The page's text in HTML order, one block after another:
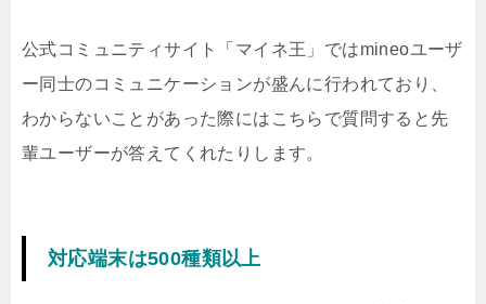
公式コミュニティサイト「マイネ王」ではmineoユーザ
ー同士のコミュニケーションが盛んに行われており、
わからないことがあった際にはこちらで質問すると先
輩ユーザーが答えてくれたりします。
対応端末は500種類以上